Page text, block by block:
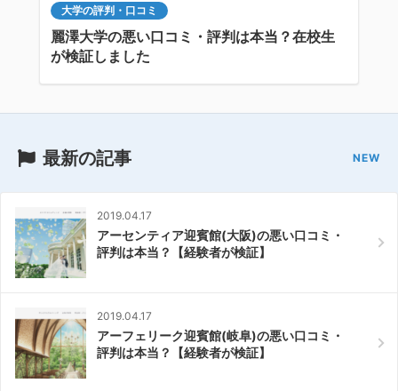
大学の評判・口コミ
麗澤大学の悪い口コミ・評判は本当？在校生
が検証しました
最新の記事
2019.04.17
アーセンティア迎賓館(大阪)の悪い口コミ・
評判は本当？【経験者が検証】
2019.04.17
アーフェリーク迎賓館(岐阜)の悪い口コミ・
評判は本当？【経験者が検証】